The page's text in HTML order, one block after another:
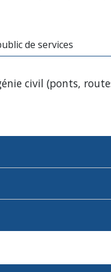
de services
civil (ponts,